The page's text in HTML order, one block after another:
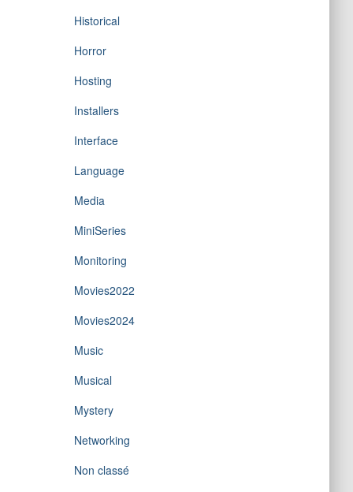
Historical
Horror
Hosting
Installers
Interface
Language
Media
MiniSeries
Monitoring
Movies2022
Movies2024
Music
Musical
Mystery
Networking
Non classé